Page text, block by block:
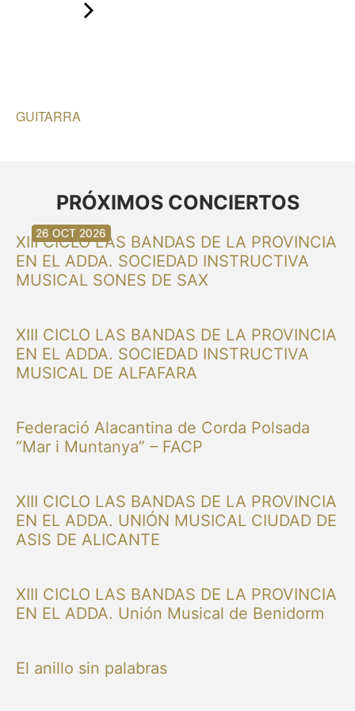
GUITARRA
PRÓXIMOS CONCIERTOS
XIII CICLO LAS BANDAS DE LA PROVINCIA
EN EL ADDA. SOCIEDAD INSTRUCTIVA
MUSICAL SONES DE SAX
30 AGO 2026
XIII CICLO LAS BANDAS DE LA PROVINCIA
EN EL ADDA. SOCIEDAD INSTRUCTIVA
MUSICAL DE ALFAFARA
30 AGO 2026
Federació Alacantina de Corda Polsada
“Mar i Muntanya” – FACP
13 SEP 2026
XIII CICLO LAS BANDAS DE LA PROVINCIA
EN EL ADDA. UNIÓN MUSICAL CIUDAD DE
ASIS DE ALICANTE
20 SEP 2026
XIII CICLO LAS BANDAS DE LA PROVINCIA
EN EL ADDA. Unión Musical de Benidorm
20 SEP 2026
El anillo sin palabras
26 SEP 2026
03 OCT 2026
16 OCT 2026
26 OCT 2026